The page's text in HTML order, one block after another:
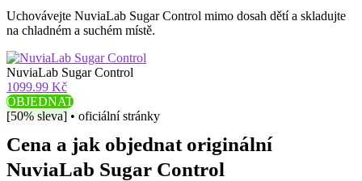
Uchovávejte NuviaLab Sugar Control mimo dosah dětí a skladujte
na chladném a suchém místě.
NuviaLab Sugar Control
1099.99 Kč
OBJEDNAT
[50% sleva] • oficiální stránky
Cena a jak objednat originální
NuviaLab Sugar Control